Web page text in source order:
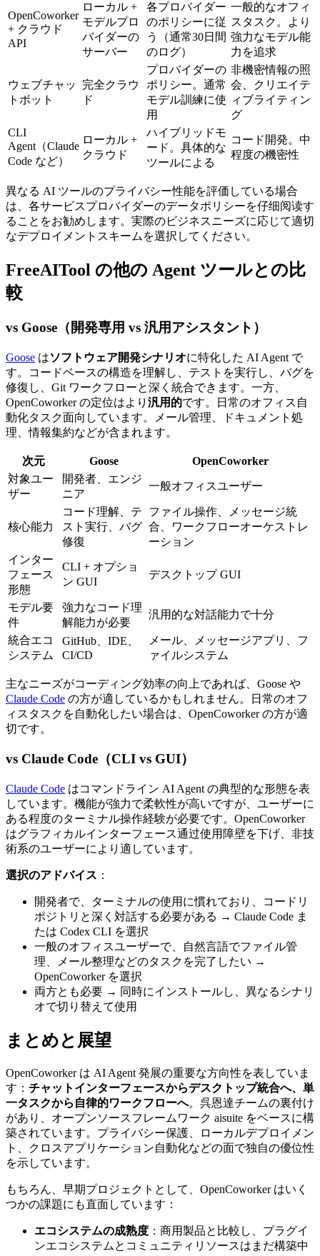
OpenCoworker
+ クラウド
API
ローカル +
モデルプロ
バイダーの
サーバー
各プロバイダー
のポリシーに従
う（通常30日間
のログ）
一般的なオフィ
スタスク。より
強力なモデル能
力を追求
ウェブチャッ
トボット
完全クラウ
ド
プロバイダーの
ポリシー。通常
モデル訓練に使
用
非機密情報の照
会、クリエイテ
ィブライティン
グ
CLI
Agent（Claude
Code など）
ローカル +
クラウド
ハイブリッドモ
ード。具体的な
ツールによる
コード開発。中
程度の機密性
異なる AI ツールのプライバシー性能を評価している場合
は、各サービスプロバイダーのデータポリシーを仔细阅读す
ることをお勧めします。実際のビジネスニーズに応じて適切
なデプロイメントスキームを選択してください。
FreeAITool の他の Agent ツールとの比
較
vs Goose（開発専用 vs 汎用アシスタント）
Goose はソフトウェア開発シナリオに特化した AI Agent で
す。コードベースの構造を理解し、テストを実行し、バグを
修復し、Git ワークフローと深く統合できます。一方、
OpenCoworker の定位はより 汎用的です。日常のオフィス自
動化タスク面向しています。メール管理、ドキュメント処
理、情報集約などが含まれます。
次元 Goose
OpenCoworker
対象ユー
ザー
開発者、エンジ
ニア
一般オフィスユーザー
核心能力
コード理解、テ
スト実行、バグ
修復
ファイル操作、メッセージ統
合、ワークフローオーケストレ
ーション
インター
フェース
形態
CLI + オプショ
ン GUI
デスクトップ GUI
モデル要
件
強力なコード理
解能力が必要
汎用的な対話能力で十分
統合エコ
システム
GitHub、IDE、
CI/CD
メール、メッセージアプリ、フ
ァイルシステム
主なニーズがコーディング効率の向上であれば、Goose や
Claude Code の方が適しているかもしれません。日常のオフ
ィスタスクを自動化したい場合は、OpenCoworker の方が適
切です。
vs Claude Code（CLI vs GUI）
Claude Code はコマンドライン AI Agent の典型的な形態を表
しています。機能が強力で柔軟性が高いですが、ユーザーに
ある程度のターミナル操作経験が必要です。OpenCoworker
はグラフィカルインターフェース通过使用障壁を下げ、非技
術系のユーザーにより適しています。
選択のアドバイス ：
開発者で、ターミナルの使用に慣れており、コードリ
ポジトリと深く対話する必要がある → Claude Code ま
たは Codex CLI を選択
一般のオフィスユーザーで、自然言語でファイル管
理、メール整理などのタスクを完了したい →
OpenCoworker を選択
両方とも必要 → 同時にインストールし、異なるシナリ
オで切り替えて使用
まとめと展望
OpenCoworker は AI Agent 発展の重要な方向性を表していま
す： チャットインターフェースからデスクトップ統合へ、単
一タスクから自律的ワークフローへ。呉恩達チームの裏付け
があり、オープンソースフレームワーク aisuite をベースに構
築されています。プライバシー保護、ローカルデプロイメン
ト、クロスアプリケーション自動化などの面で独自の優位性
を示しています。
もちろん、早期プロジェクトとして、OpenCoworker はいく
つかの課題にも直面しています：
エコシステムの成熟度 ：商用製品と比較し、プラグイ
ンエコシステムとコミュニティリソースはまだ構築中